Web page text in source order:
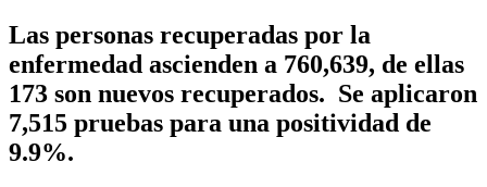
Las personas recuperadas por la
enfermedad ascienden a 760,639, de ellas
173 son nuevos recuperados. Se aplicaron
7,515 pruebas para una positividad de
9.9%.